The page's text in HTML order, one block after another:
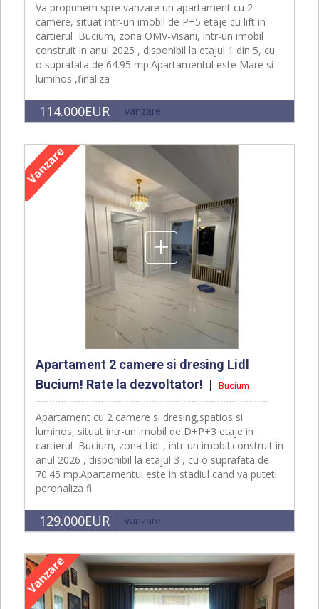
Va propunem spre vanzare un apartament cu 2
camere, situat intr-un imobil de P+5 etaje cu lift in
cartierul Bucium, zona OMV-Visani, intr-un imobil
construit in anul 2025 , disponibil la etajul 1 din 5, cu
o suprafata de 64.95 mp.Apartamentul este Mare si
luminos ,finaliza
114.000EUR vanzare
+
Apartament 2 camere si dresing Lidl
Bucium! Rate la dezvoltator!
Bucium
Apartament cu 2 camere si dresing,spatios si
luminos, situat intr-un imobil de D+P+3 etaje in
cartierul Bucium, zona Lidl , intr-un imobil construit in
anul 2026 , disponibil la etajul 3 , cu o suprafata de
70.45 mp.Apartamentul este in stadiul cand va puteti
peronaliza fi
129.000EUR vanzare